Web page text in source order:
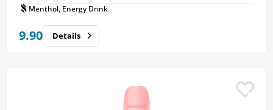
Menthol, Energy Drink
9.90 Details